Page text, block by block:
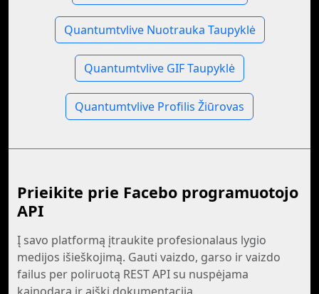
Quantumtvlive Nuotrauka Taupyklė
Quantumtvlive GIF Taupyklė
Quantumtvlive Profilis Žiūrovas
Prieikite prie Facebo programuotojo
API
Į savo platformą įtraukite profesionalaus lygio
medijos išieškojimą. Gauti vaizdo, garso ir vaizdo
failus per poliruotą REST API su nuspėjama